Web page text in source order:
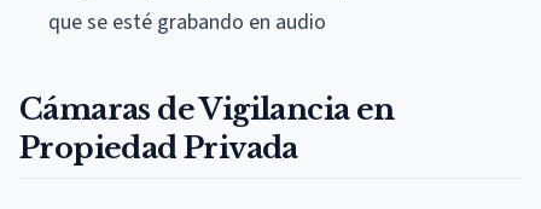
que se esté grabando en audio
Cámaras de Vigilancia en
Propiedad Privada